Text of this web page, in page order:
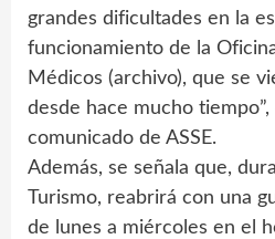
grandes dificultades en la
funcionamiento de la
Médicos (archivo), que se
desde hace mucho tiempo”,
comunicado de ASSE.
Además, se señala que,
Turismo, reabrirá con una
de lunes a miércoles en el